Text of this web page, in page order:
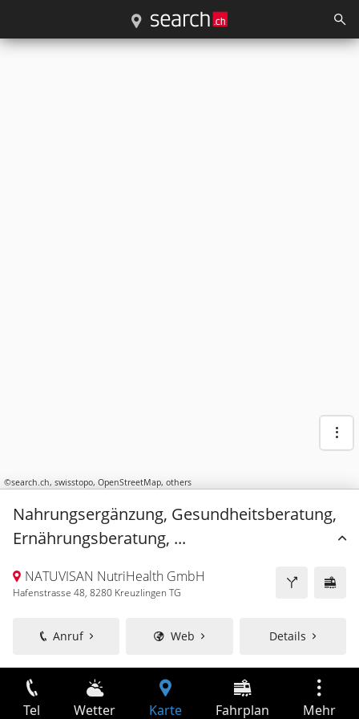
©search.ch, swisstopo, OpenStreetMap, others
Nahrungsergänzung, Gesundheitsberatung,
Ernährungsberatung, ...
NATUVISAN NutriHealth GmbH
Hafenstrasse 48, 8280 Kreuzlingen TG
Anruf Web Details
Tel Wetter Karte Fahrplan Mehr